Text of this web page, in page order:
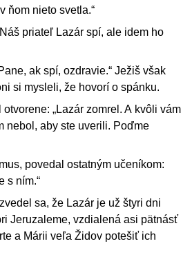
ňom nieto svetla.“
priateľ Lazár spí, ale idem ho
ak spí, ozdravie.“ Ježiš však
si mysleli, že hovorí o spánku.
„Lazár zomrel. A kvôli vám
nebol, aby ste uverili. Poďme
povedal ostatným učeníkom:
s ním.“
sa, že Lazár je už štyri dni
Jeruzaleme, vzdialená asi pätnásť
a Márii veľa Židov potešiť ich